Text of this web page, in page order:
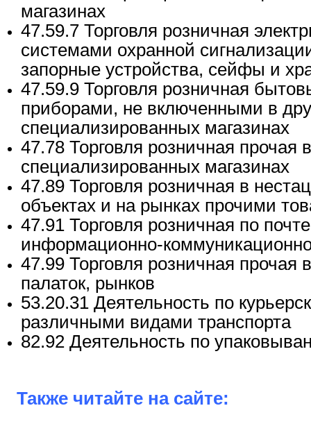
магазинах
47.59.7 Торговля розничная
системами охранной
запорные устройства, сейфы и
47.59.9 Торговля розничная
приборами, не включенными в
специализированных магазинах
47.78 Торговля розничная прочая в
специализированных магазинах
47.89 Торговля розничная в
объектах и на рынках прочими
47.91 Торговля розничная по
информационно-
47.99 Торговля розничная прочая
палаток, рынков
53.20.31 Деятельность по
различными видами транспорта
82.92 Деятельность по
Также читайте на сайте: